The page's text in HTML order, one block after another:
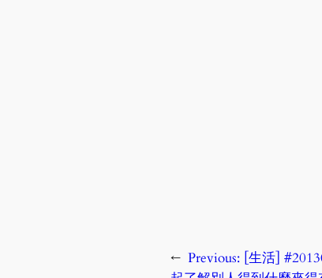
← Previous: [生活]